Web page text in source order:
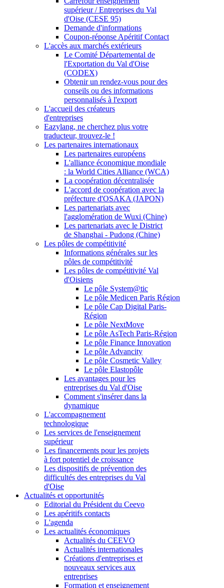
supérieur / Entreprises du Val
d'Oise (CESE 95)
Demande d'informations
Coupon-réponse Apéritif Contact
L'accès aux marchés extérieurs
Le Comité Départemental de
l'Exportation du Val d'Oise
(CODEX)
Obtenir un rendez-vous pour des
conseils ou des informations
personnalisés à l'export
L'accueil des créateurs
d'entreprises
Eazylang, ne cherchez plus votre
traducteur, trouvez-le !
Les partenaires internationaux
Les partenaires européens
L'alliance économique mondiale
: la World Cities Alliance (WCA)
La coopération décentralisée
L'accord de coopération avec la
préfecture d'OSAKA (JAPON)
Les partenariats avec
l'agglomération de Wuxi (Chine)
Les partenariats avec le District
de Shanghai - Pudong (Chine)
Les pôles de compétitivité
Informations générales sur les
pôles de compétitivité
Les pôles de compétitivité Val
d'Oisiens
Le pôle System@tic
Le pôle Medicen Paris Région
Le pôle Cap Digital Paris-
Région
Le pôle NextMove
Le pôle AsTech Paris-Région
Le pôle Finance Innovation
Le pôle Advancity
Le pôle Cosmetic Valley
Le pôle Elastopôle
Les avantages pour les
entreprises du Val d'Oise
Comment s'insérer dans la
dynamique
L'accompagnement
technologique
Les services de l'enseignement
supérieur
Les financements pour les projets
à fort potentiel de croissance
Les dispositifs de prévention des
difficultés des entreprises du Val
d'Oise
Actualités et opportunités
Editorial du Président du Ceevo
Les apéritifs contacts
L'agenda
Les actualités économiques
Actualités du CEEVO
Actualités internationales
Créations d'entreprises et
nouveaux services aux
entreprises
Formation et enseignement